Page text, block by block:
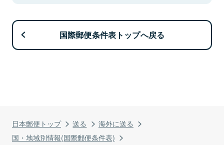
日本郵便トップ 送る
海外に送る
国・地域別情報(国際郵便条件表)
国際郵便条件表トップへ戻る